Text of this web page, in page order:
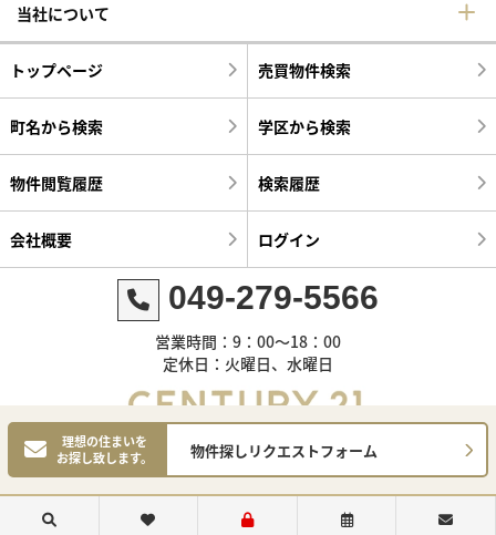
理想の住まいを
お探し致します。
物件探しリクエストフォーム
当社について
トップページ 売買物件検索
町名から検索 学区から検索
物件閲覧履歴 検索履歴
会社概要 ログイン
049-279-5566
営業時間：9：00～18：00
定休日：火曜日、水曜日
©センチュリー21明和ハウス